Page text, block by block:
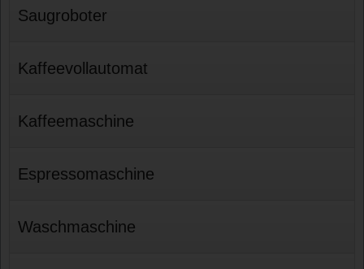
Saugroboter
Kaffeevollautomat
Kaffeemaschine
Espressomaschine
Waschmaschine